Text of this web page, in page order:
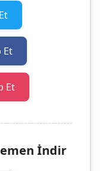
Et
Et
İndir